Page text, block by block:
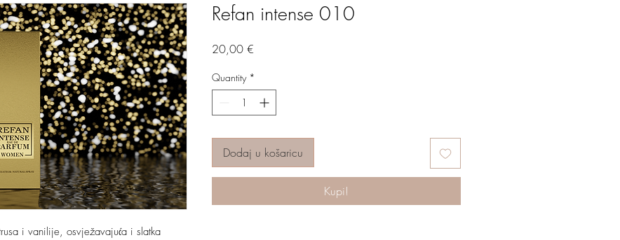
i vanilije, osvježavajuća i slatka
Refan intense 010
20,00 €
Quantity *
Dodaj u košaricu
Kupi!